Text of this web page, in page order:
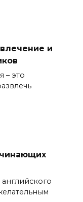
и
– это